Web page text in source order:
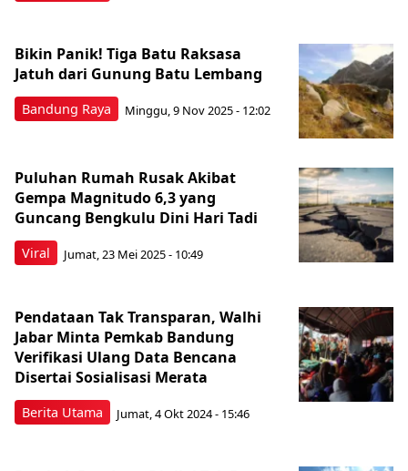
Bandung Raya
Bikin Panik! Tiga Batu Raksasa
Jatuh dari Gunung Batu Lembang
Minggu, 9 Nov 2025 - 12:02
Viral
Puluhan Rumah Rusak Akibat
Gempa Magnitudo 6,3 yang
Guncang Bengkulu Dini Hari Tadi
Jumat, 23 Mei 2025 - 10:49
Berita Utama
Pendataan Tak Transparan, Walhi
Jabar Minta Pemkab Bandung
Verifikasi Ulang Data Bencana
Disertai Sosialisasi Merata
Jumat, 4 Okt 2024 - 15:46